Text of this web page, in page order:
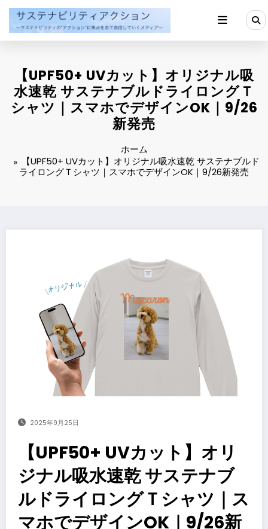
ン
【UPF50+ UVカット】オリジナル吸
水速乾 サステナブルドライロングＴ
シャツ｜スマホでデザインOK｜9/26
新発売
ホーム
【UPF50+ UVカット】オリジナル吸水速乾 サステナブルド
ライロングＴシャツ｜スマホでデザインOK｜9/26新発売
2025年9月25日
【UPF50+ UVカット】オリ
ジナル吸水速乾 サステナブ
ルドライロングＴシャツ｜ス
マホでデザインOK｜9/26新